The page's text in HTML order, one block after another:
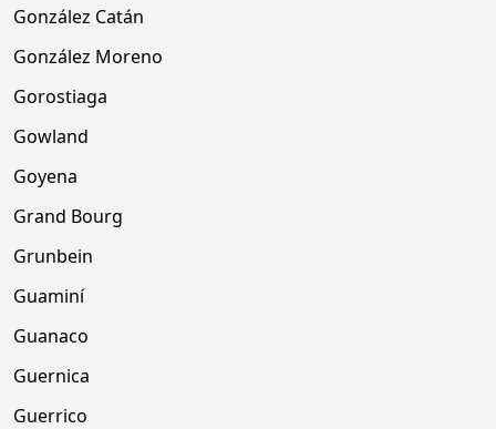
González Catán
González Moreno
Gorostiaga
Gowland
Goyena
Grand Bourg
Grunbein
Guaminí
Guanaco
Guernica
Guerrico